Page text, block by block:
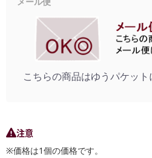
こちらの商品はゆうパケット
注意
※価格は1個の価格です。